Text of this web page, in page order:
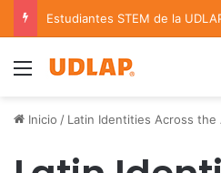
Menu
Inicio / Latin Identities Across the